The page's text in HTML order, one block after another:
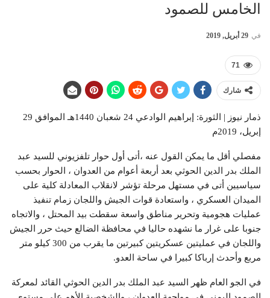
الخامس للصمود
في 29 أبريل, 2019
71
شارك
ذمار نيوز | الثورة: إبراهيم الوادعي 24 شعبان 1440هـ الموافق 29
إبريل، 2019م
مفصلي أقل ما يمكن القول عنه ،أتى أول حوار تلفزيوني للسيد عبد
الملك بدر الدين الحوثي بعد أربعة أعوام من العدوان ، الحوار بحسب
سياسيين أتى في مستهل مرحلة تؤشر لانقلاب المعادلة كلية على
الميدان العسكري ، واستعادة قوات الجيش واللجان زمام تنفيذ
عمليات هجومية وتحرير مناطق واسعة سقطت بيد المحتل ، والاتجاه
جنوبا على غرار ما نشهده حاليا في محافظة الضالع حيث حرر الجيش
واللجان في عمليتين عسكريتين كبيرتين ما يقرب من 300 كيلو متر
مربع وأحدث إرباكا كبيرا في ساحة العدو.
في الجو العام ظهر السيد عبد الملك بدر الدين الحوثي القائد لمعركة